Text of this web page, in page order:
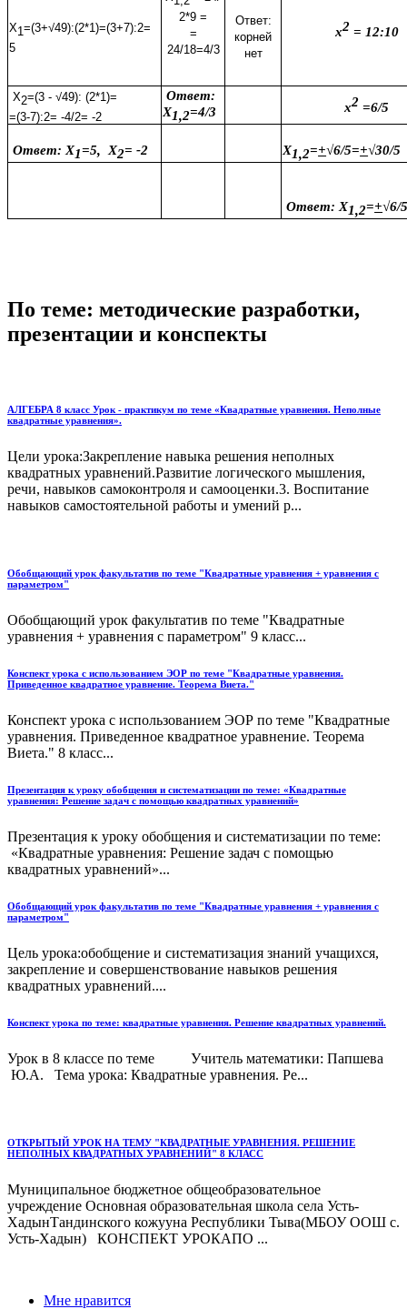
Х1=(3+√49):(2*1)=(3+7):2=
5
2*9 =
=
24/18=4/3
Ответ:
корней
нет
х2 = 12:10
Х2=(3 - √49): (2*1)=
=(3-7):2= -4/2= -2
Ответ:
Х1,2=4/3 х2 =6/5
Ответ: Х1=5, Х2= -2 Х1,2=+√6/5=+√30/5
Ответ: Х1,2=+√6/
По теме: методические разработки,
презентации и конспекты
АЛГЕБРА 8 класс Урок - практикум по теме «Квадратные уравнения. Неполные
квадратные уравнения».
Цели урока:Закрепление навыка решения неполных
квадратных уравнений.Развитие логического мышления,
речи, навыков самоконтроля и самооценки.3. Воспитание
навыков самостоятельной работы и умений р...
Обобщающий урок факультатив по теме "Квадратные уравнения + уравнения с
параметром"
Обобщающий урок факультатив по теме "Квадратные
уравнения + уравнения с параметром" 9 класс...
Конспект урока с использованием ЭОР по теме "Квадратные уравнения.
Приведенное квадратное уравнение. Теорема Виета."
Конспект урока с использованием ЭОР по теме "Квадратные
уравнения. Приведенное квадратное уравнение. Теорема
Виета." 8 класс...
Презентация к уроку обобщения и систематизации по теме: «Квадратные
уравнения: Решение задач с помощью квадратных уравнений»
Презентация к уроку обобщения и систематизации по теме:
«Квадратные уравнения: Решение задач с помощью
квадратных уравнений»...
Обобщающий урок факультатив по теме "Квадратные уравнения + уравнения с
параметром"
Цель урока:обобщение и систематизация знаний учащихся,
закрепление и совершенствование навыков решения
квадратных уравнений....
Конспект урока по теме: квадратные уравнения. Решение квадратных уравнений.
Урок в 8 классе по теме Учитель математики: Папшева
Ю.А. Тема урока: Квадратные уравнения. Ре...
ОТКРЫТЫЙ УРОК НА ТЕМУ "КВАДРАТНЫЕ УРАВНЕНИЯ. РЕШЕНИЕ
НЕПОЛНЫХ КВАДРАТНЫХ УРАВНЕНИЙ" 8 КЛАСС
Муниципальное бюджетное общеобразовательное
учреждение Основная образовательная школа села Усть-
ХадынТандинского кожууна Республики Тыва(МБОУ ООШ с.
Усть-Хадын) КОНСПЕКТ УРОКАПО ...
Мне нравится